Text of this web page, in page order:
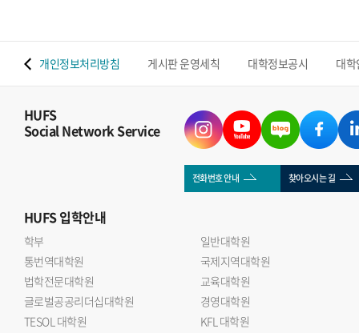
개인정보처리방침 게시판 운영세칙 대학정보공시 대
HUFS
Social Network Service
전화번호 안내 찾아오시는 길
HUFS입학안내
학부
일반대학원
통번역대학원
국제지역대학원
법학전문대학원
교육대학원
글로벌공공리더십대학원
경영대학원
TESOL 대학원
KFL 대학원